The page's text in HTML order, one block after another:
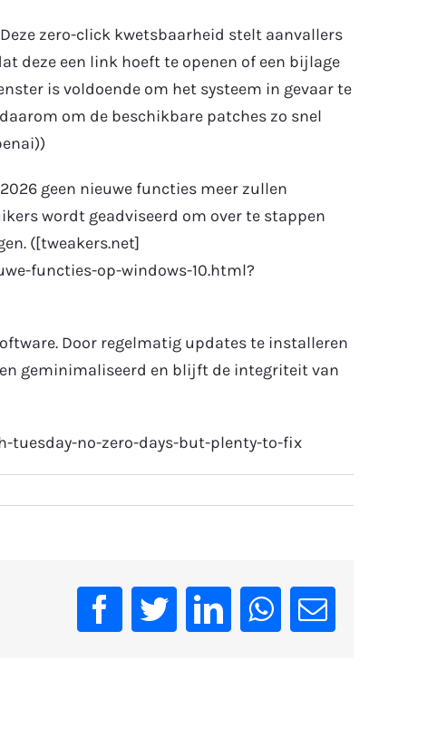
zero-click kwetsbaarheid stelt aanvallers
deze een link hoeft te openen of een bijlage
is voldoende om het systeem in gevaar te
om de beschikbare patches zo snel
geen nieuwe functies meer zullen
wordt geadviseerd om over te stappen
([tweakers.net]
functies-op-windows-10.html?
Door regelmatig updates te installeren
geminimaliseerd en blijft de integriteit van
tuesday-no-zero-days-but-plenty-to-fix
Facebook
TwitterLinkedInWhatsApp
Email